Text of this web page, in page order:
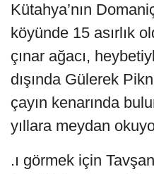
Kütahya’nın
köyünde 15 asırlık
çınar ağacı,
dışında Gülerek
çayın kenarında
yıllara meydan
.ı görmek için